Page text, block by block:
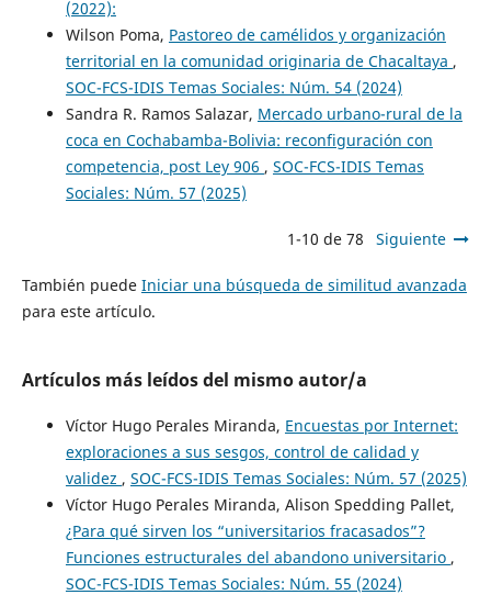
(2022):
Wilson Poma, Pastoreo de camélidos y organización
territorial en la comunidad originaria de Chacaltaya ,
SOC-FCS-IDIS Temas Sociales: Núm. 54 (2024)
Sandra R. Ramos Salazar, Mercado urbano-rural de la
coca en Cochabamba-Bolivia: reconfiguración con
competencia, post Ley 906 , SOC-FCS-IDIS Temas
Sociales: Núm. 57 (2025)
1-10 de 78 Siguiente
También puede Iniciar una búsqueda de similitud avanzada
para este artículo.
Artículos más leídos del mismo autor/a
Víctor Hugo Perales Miranda, Encuestas por Internet:
exploraciones a sus sesgos, control de calidad y
validez , SOC-FCS-IDIS Temas Sociales: Núm. 57 (2025)
Víctor Hugo Perales Miranda, Alison Spedding Pallet,
¿Para qué sirven los “universitarios fracasados”?
Funciones estructurales del abandono universitario ,
SOC-FCS-IDIS Temas Sociales: Núm. 55 (2024)